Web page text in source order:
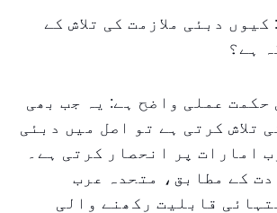
دبئی ملازمت کی تلاش کے
ہے؟
حکمت عملی واضح ہے: یہ جب بھی
تلاش کرتی ہے تو اصل میں دبئی
امارات پر انحصار کرتی ہے۔
کے مطابق، متحدہ عرب
قابلیت رکھنے والی